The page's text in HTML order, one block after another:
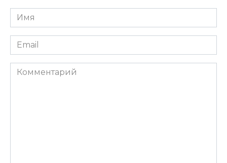
Имя
*
Email
*
Комментарий